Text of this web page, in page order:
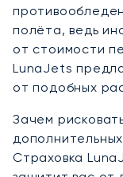
полёта, ведь
от стоимости
LunaJets
от подобных
Зачем
Страховка